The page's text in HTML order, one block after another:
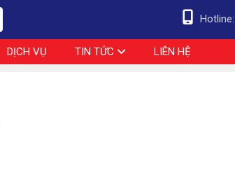
Hotline:
DỊCH VỤ TIN TỨC LIÊN HỆ